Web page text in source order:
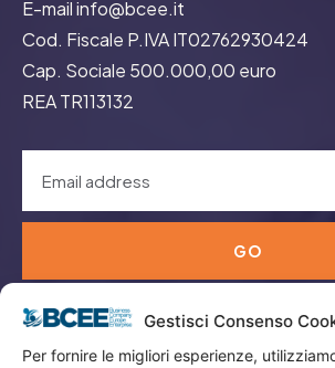
Gestisci Consenso
Per fornire le migliori esperienze,
E-mail info@bcee.it
Cod. Fiscale P.IVA IT02762930424
Cap. Sociale 500.000,00 euro
REA TR113132
GO
Menù